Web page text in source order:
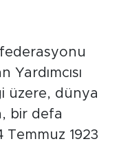
üzere, dünya
bir defa
Temmuz 1923